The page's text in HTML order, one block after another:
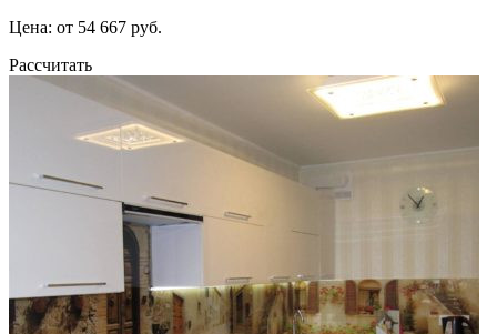
Цена: от 54 667 руб.
Рассчитать